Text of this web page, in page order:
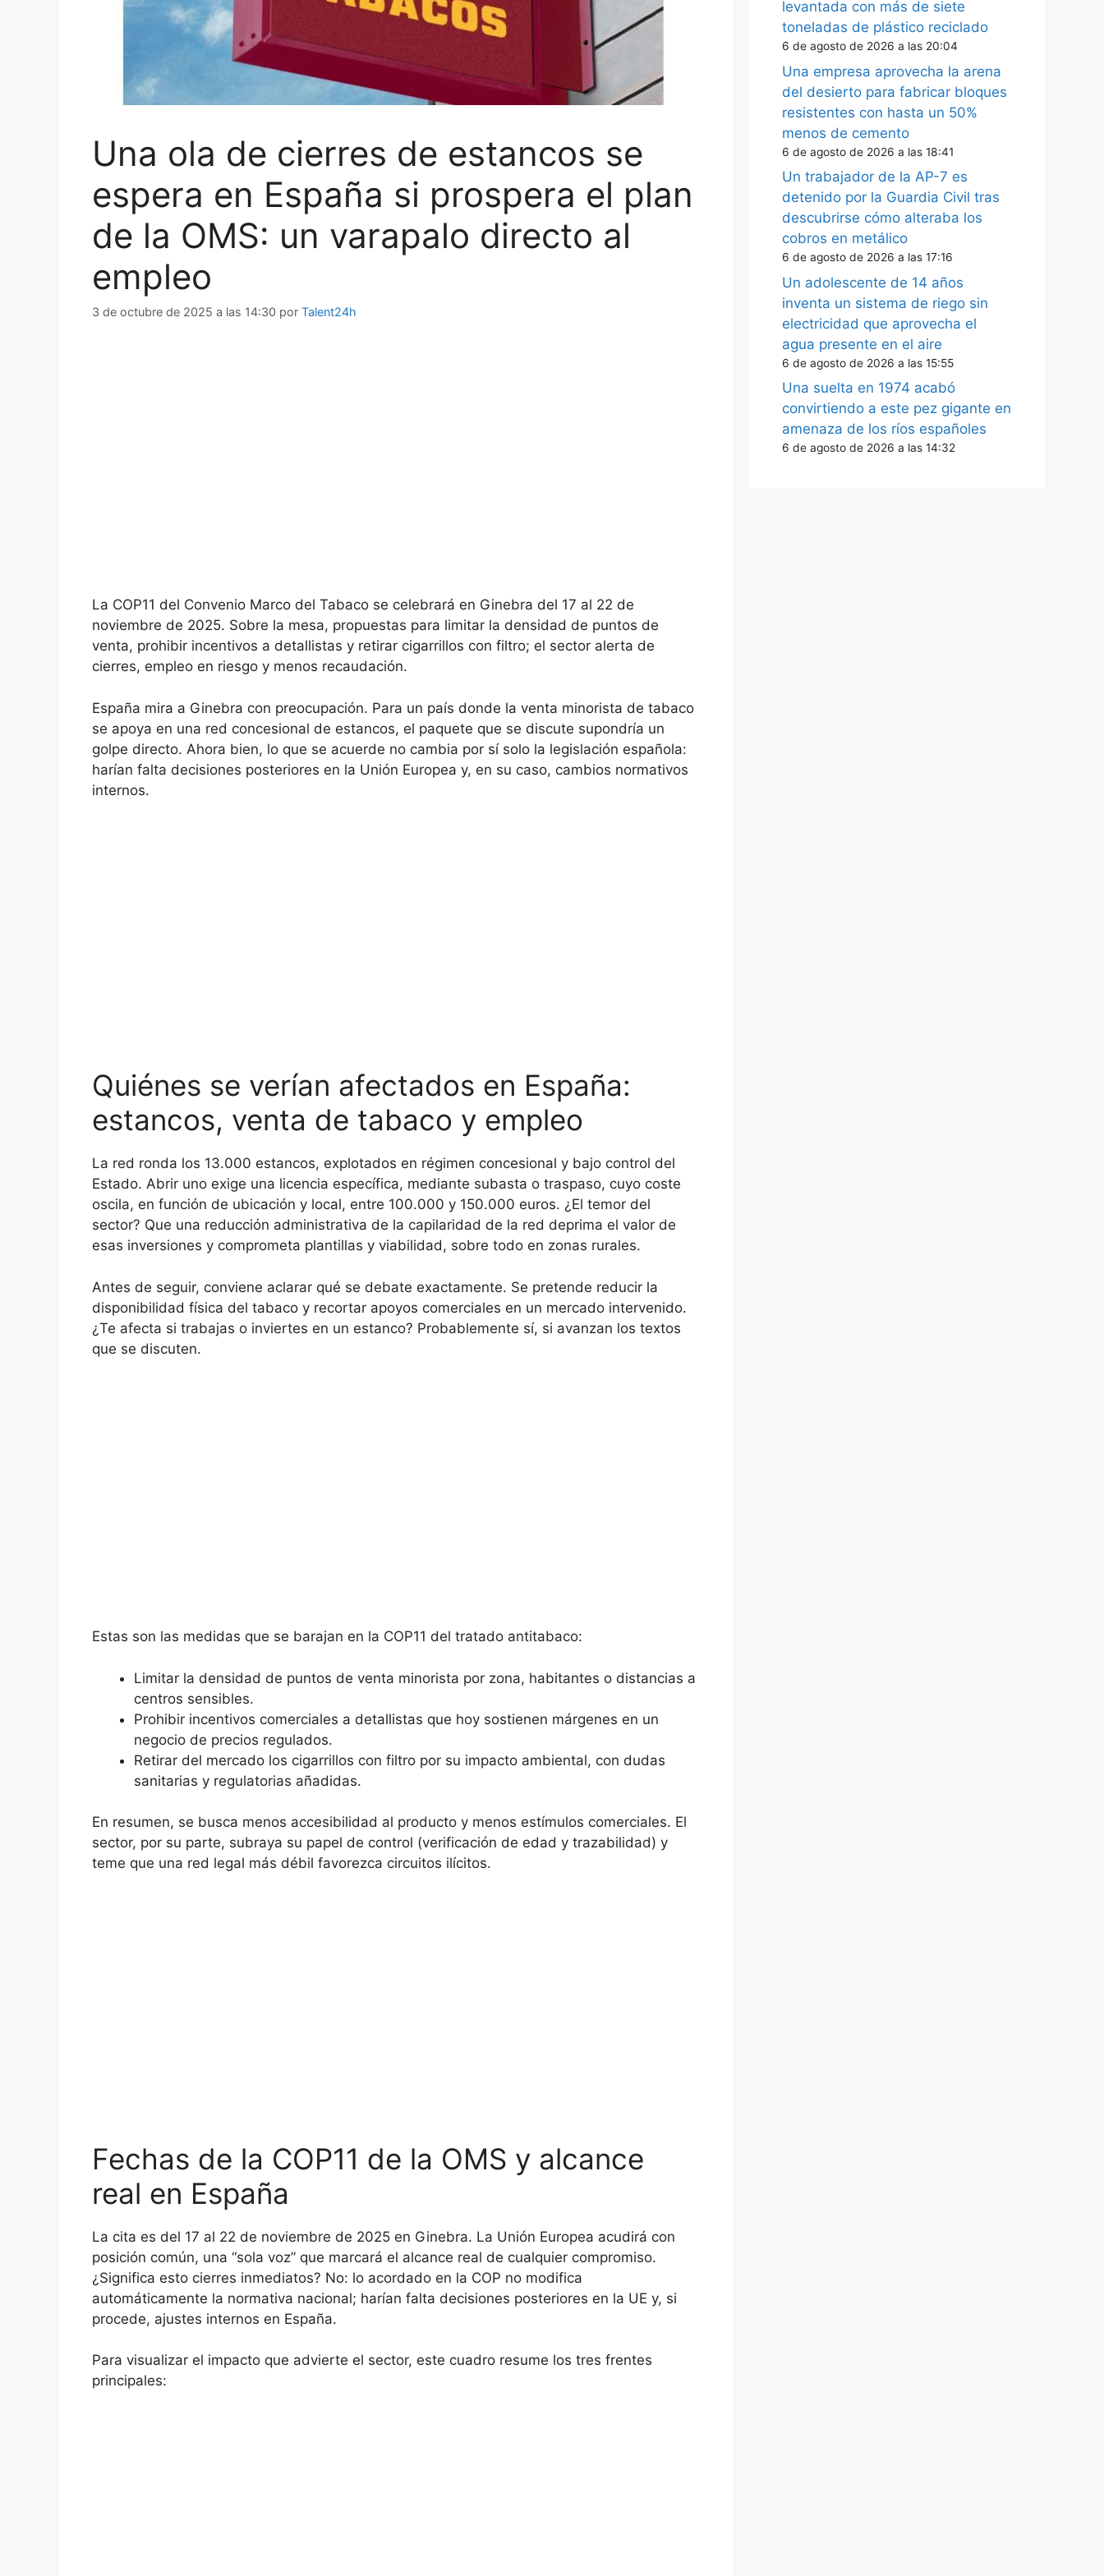
Una ola de cierres de estancos se
espera en España si prospera el plan
de la OMS: un varapalo directo al
empleo
3 de octubre de 2025 a las 14:30 por Talent24h
La COP11 del Convenio Marco del Tabaco se celebrará en Ginebra del 17 al 22 de
noviembre de 2025. Sobre la mesa, propuestas para limitar la densidad de puntos de
venta, prohibir incentivos a detallistas y retirar cigarrillos con filtro; el sector alerta de
cierres, empleo en riesgo y menos recaudación.
España mira a Ginebra con preocupación. Para un país donde la venta minorista de tabaco
se apoya en una red concesional de estancos, el paquete que se discute supondría un
golpe directo. Ahora bien, lo que se acuerde no cambia por sí solo la legislación española:
harían falta decisiones posteriores en la Unión Europea y, en su caso, cambios normativos
internos.
Quiénes se verían afectados en España:
estancos, venta de tabaco y empleo
La red ronda los 13.000 estancos, explotados en régimen concesional y bajo control del
Estado. Abrir uno exige una licencia específica, mediante subasta o traspaso, cuyo coste
oscila, en función de ubicación y local, entre 100.000 y 150.000 euros. ¿El temor del
sector? Que una reducción administrativa de la capilaridad de la red deprima el valor de
esas inversiones y comprometa plantillas y viabilidad, sobre todo en zonas rurales.
Antes de seguir, conviene aclarar qué se debate exactamente. Se pretende reducir la
disponibilidad física del tabaco y recortar apoyos comerciales en un mercado intervenido.
¿Te afecta si trabajas o inviertes en un estanco? Probablemente sí, si avanzan los textos
que se discuten.
Estas son las medidas que se barajan en la COP11 del tratado antitabaco:
Limitar la densidad de puntos de venta minorista por zona, habitantes o distancias a
centros sensibles.
Prohibir incentivos comerciales a detallistas que hoy sostienen márgenes en un
negocio de precios regulados.
Retirar del mercado los cigarrillos con filtro por su impacto ambiental, con dudas
sanitarias y regulatorias añadidas.
En resumen, se busca menos accesibilidad al producto y menos estímulos comerciales. El
sector, por su parte, subraya su papel de control (verificación de edad y trazabilidad) y
teme que una red legal más débil favorezca circuitos ilícitos.
Fechas de la COP11 de la OMS y alcance
real en España
La cita es del 17 al 22 de noviembre de 2025 en Ginebra. La Unión Europea acudirá con
posición común, una “sola voz” que marcará el alcance real de cualquier compromiso.
¿Significa esto cierres inmediatos? No: lo acordado en la COP no modifica
automáticamente la normativa nacional; harían falta decisiones posteriores en la UE y, si
procede, ajustes internos en España.
Para visualizar el impacto que advierte el sector, este cuadro resume los tres frentes
principales:
levantada con más de siete
toneladas de plástico reciclado
6 de agosto de 2026 a las 20:04
Una empresa aprovecha la arena
del desierto para fabricar bloques
resistentes con hasta un 50%
menos de cemento
6 de agosto de 2026 a las 18:41
Un trabajador de la AP-7 es
detenido por la Guardia Civil tras
descubrirse cómo alteraba los
cobros en metálico
6 de agosto de 2026 a las 17:16
Un adolescente de 14 años
inventa un sistema de riego sin
electricidad que aprovecha el
agua presente en el aire
6 de agosto de 2026 a las 15:55
Una suelta en 1974 acabó
convirtiendo a este pez gigante en
amenaza de los ríos españoles
6 de agosto de 2026 a las 14:32